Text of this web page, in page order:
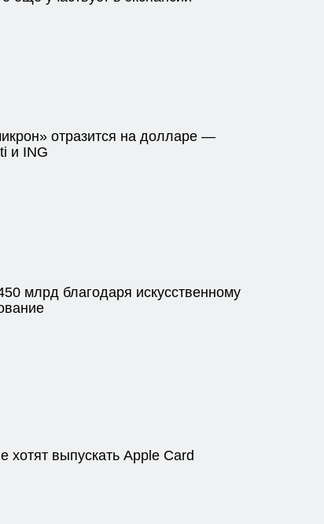
отразится на долларе —
и ING
млрд благодаря искусственному
хотят выпускать Apple Card